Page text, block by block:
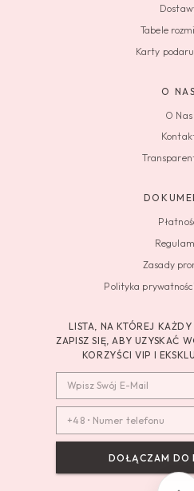
Tabele
Karty
O NAS
O Nas
Zasady
Polityka
LISTA, NA KTÓREJ KAŻDY
ZAPISZ SIĘ, ABY UZYSKAĆ
KORZYŚCI VIP I
DOŁĄCZAM DO